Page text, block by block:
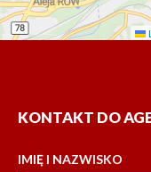
KONTAKT DO
IMIĘ I NAZWISKO